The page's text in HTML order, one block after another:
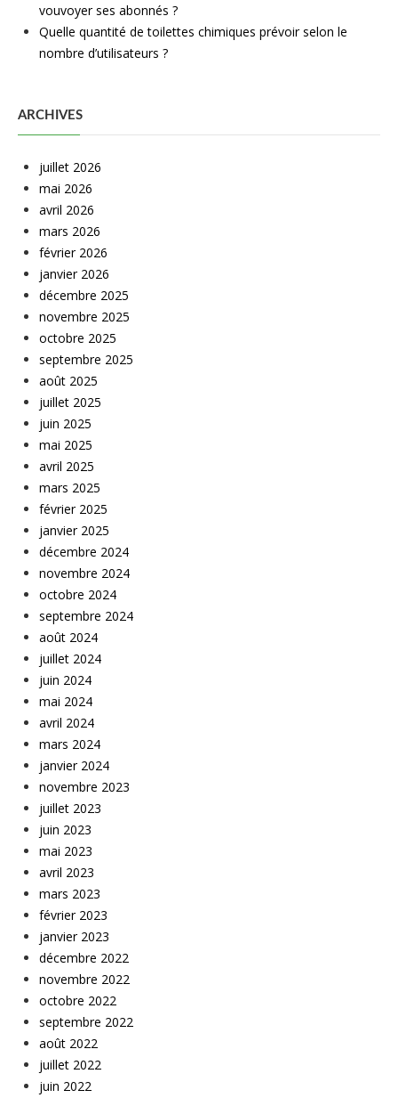
vouvoyer ses abonnés ?
Quelle quantité de toilettes chimiques prévoir selon le
nombre d’utilisateurs ?
ARCHIVES
juillet 2026
mai 2026
avril 2026
mars 2026
février 2026
janvier 2026
décembre 2025
novembre 2025
octobre 2025
septembre 2025
août 2025
juillet 2025
juin 2025
mai 2025
avril 2025
mars 2025
février 2025
janvier 2025
décembre 2024
novembre 2024
octobre 2024
septembre 2024
août 2024
juillet 2024
juin 2024
mai 2024
avril 2024
mars 2024
janvier 2024
novembre 2023
juillet 2023
juin 2023
mai 2023
avril 2023
mars 2023
février 2023
janvier 2023
décembre 2022
novembre 2022
octobre 2022
septembre 2022
août 2022
juillet 2022
juin 2022